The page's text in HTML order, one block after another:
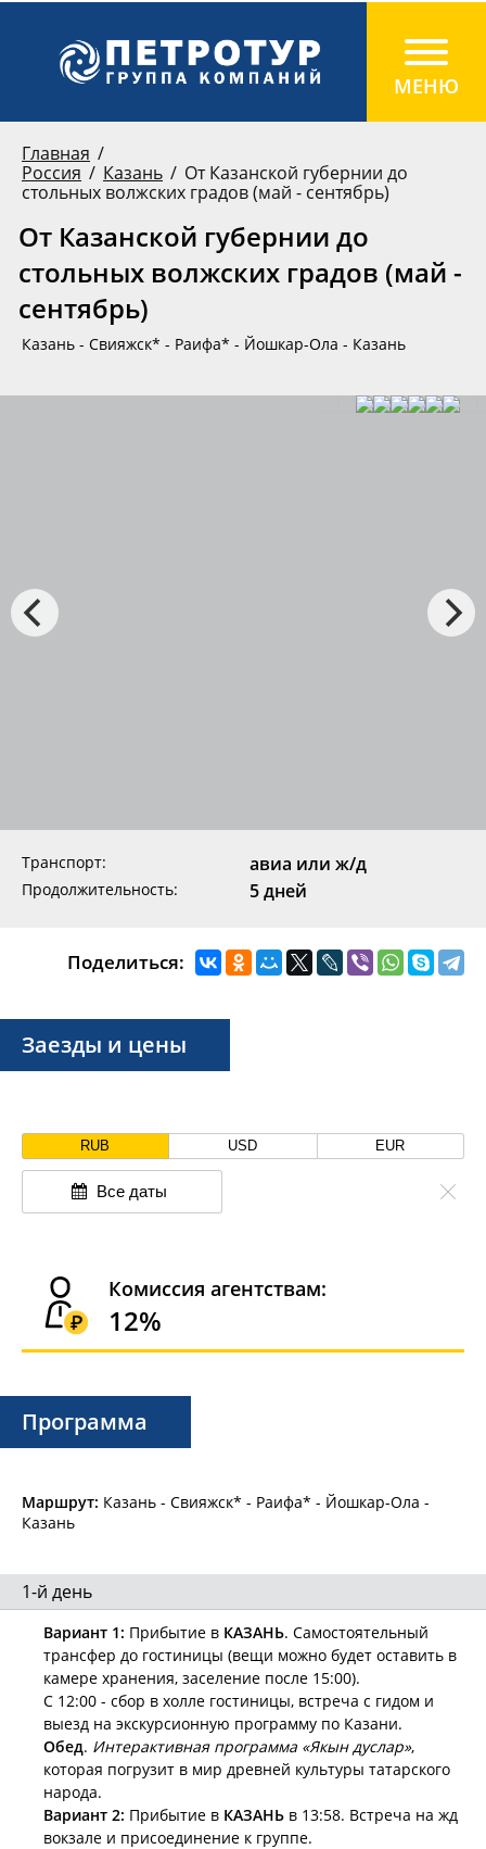
Главная
Россия
Казань
От Казанской губернии до
стольных волжских градов (май - сентябрь)
От Казанской губернии до
стольных волжских градов (май -
сентябрь)
Казань - Свияжск* - Раифа* - Йошкар-Ола - Казань
Транспорт: авиа или ж/д
Продолжительность: 5 дней
Поделиться:
Заезды и цены
RUB USD EUR
Все даты
Комиссия агентствам:
12%
Программа
Маршрут: Казань - Свияжск* - Раифа* - Йошкар-Ола -
Казань
1-й день
Вариант 1: Прибытие в КАЗАНЬ. Самостоятельный
трансфер до гостиницы (вещи можно будет оставить в
камере хранения, заселение после 15:00).
С 12:00 - сбор в холле гостиницы, встреча с гидом и
выезд на экскурсионную программу по Казани.
Обед. Интерактивная программа «Якын дуслар»,
которая погрузит в мир древней культуры татарского
народа.
Вариант 2: Прибытие в КАЗАНЬ в 13:58. Встреча на жд
вокзале и присоединение к группе.